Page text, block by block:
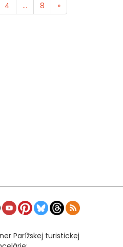
4 ... 8 »
Parížskej turistickej